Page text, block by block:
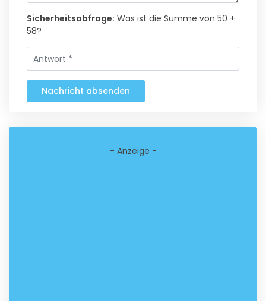
Sicherheitsabfrage: Was ist die Summe von 50 +
58?
Nachricht absenden
- Anzeige -